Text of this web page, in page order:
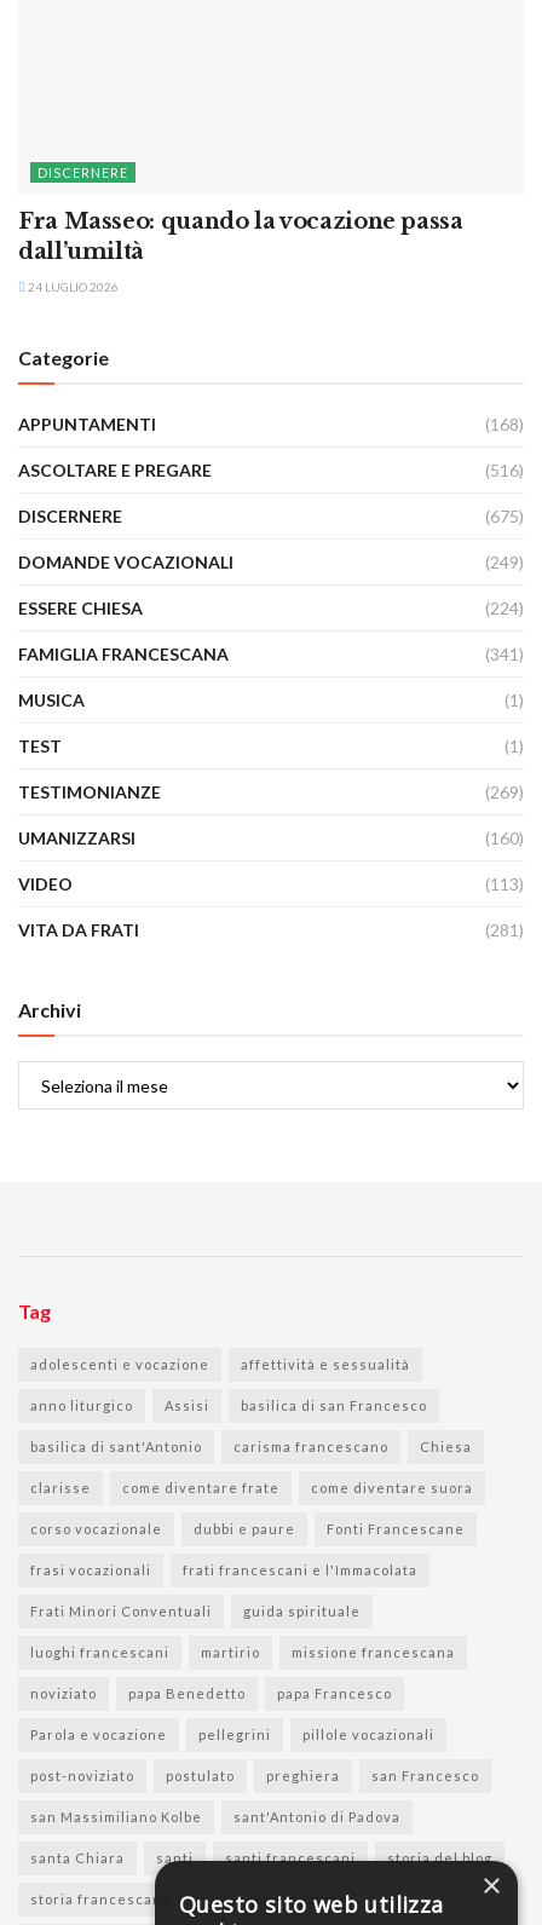
DISCERNERE
Fra Masseo: quando la vocazione passa
dall’umiltà
24 LUGLIO 2026
Categorie
APPUNTAMENTI (168)
ASCOLTARE E PREGARE (516)
DISCERNERE (675)
DOMANDE VOCAZIONALI (249)
ESSERE CHIESA (224)
FAMIGLIA FRANCESCANA (341)
MUSICA (1)
TEST (1)
TESTIMONIANZE (269)
UMANIZZARSI (160)
VIDEO (113)
VITA DA FRATI (281)
Archivi
Tag
adolescenti e vocazione affettività e sessualità
anno liturgico Assisi basilica di san Francesco
basilica di sant'Antonio carisma francescano Chiesa
clarisse come diventare frate come diventare suora
corso vocazionale dubbi e paure Fonti Francescane
frasi vocazionali frati francescani e l'Immacolata
Frati Minori Conventuali guida spirituale
luoghi francescani martirio missione francescana
noviziato papa Benedetto papa Francesco
Parola e vocazione pellegrini pillole vocazionali
post-noviziato postulato preghiera san Francesco
san Massimiliano Kolbe sant'Antonio di Padova
santa Chiara santi santi francescani storia del blog
storia francescana suore francescane ×
Questo sito web utilizza